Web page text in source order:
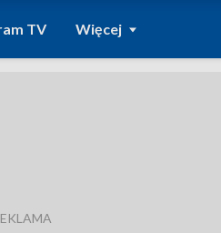
TV Więcej